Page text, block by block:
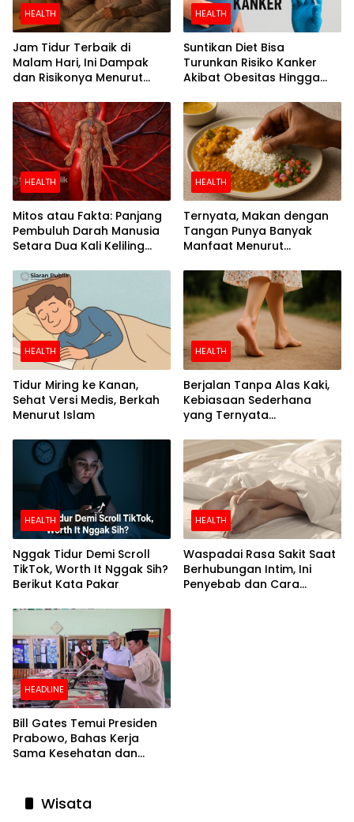
HEALTH
Jam Tidur Terbaik di
Malam Hari, Ini Dampak
dan Risikonya Menurut
HEALTH
Suntikan Diet Bisa
Turunkan Risiko Kanker
Akibat Obesitas Hingga
HEALTH
Mitos atau Fakta: Panjang
Pembuluh Darah Manusia
Setara Dua Kali Keliling
HEALTH
Ternyata, Makan dengan
Tangan Punya Banyak
Manfaat Menurut
HEALTH
Tidur Miring ke Kanan,
Sehat Versi Medis, Berkah
Menurut Islam
HEALTH
Berjalan Tanpa Alas Kaki,
Kebiasaan Sederhana
yang Ternyata
HEALTH
Nggak Tidur Demi Scroll
TikTok, Worth It Nggak Sih?
Berikut Kata Pakar
HEALTH
Waspadai Rasa Sakit Saat
Berhubungan Intim, Ini
Penyebab dan Cara
HEADLINE
Bill Gates Temui Presiden
Prabowo, Bahas Kerja
Sama Kesehatan dan
Wisata